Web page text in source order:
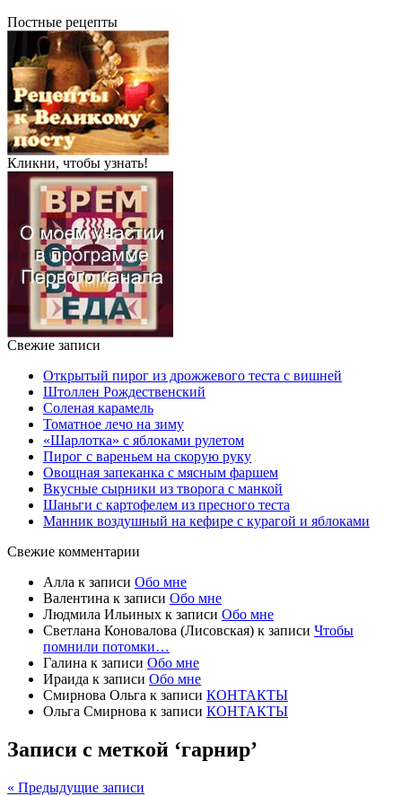
Постные рецепты
Кликни, чтобы узнать!
Свежие записи
Открытый пирог из дрожжевого теста с вишней
Штоллен Рождественский
Соленая карамель
Томатное лечо на зиму
«Шарлотка» с яблоками рулетом
Пирог с вареньем на скорую руку
Овощная запеканка с мясным фаршем
Вкусные сырники из творога с манкой
Шаньги с картофелем из пресного теста
Манник воздушный на кефире с курагой и яблоками
Свежие комментарии
Алла к записи Обо мне
Валентина к записи Обо мне
Людмила Ильиных к записи Обо мне
Светлана Коновалова (Лисовская) к записи Чтобы
помнили потомки…
Галина к записи Обо мне
Ираида к записи Обо мне
Смирнова Ольга к записи КОНТАКТЫ
Ольга Смирнова к записи КОНТАКТЫ
Записи с меткой ‘гарнир’
« Предыдущие записи